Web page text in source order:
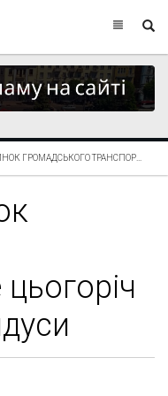
ГРОМАДСЬКОГО ТРАНСПОР...